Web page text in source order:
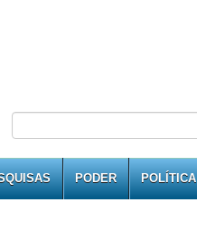
PODER POLÍTICA